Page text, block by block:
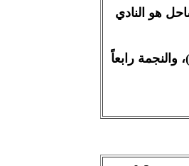
هو النادي
5 نقاط عن وصيفه الصفاء، الذي تعادل 1-1 مع العهد السبت وجاء العهد ثالثاً (33 نقطة)، والنجمة رابعاً